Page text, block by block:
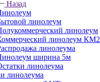
Назад
линолеум
линолеум
линолеум КМ2
линолеума
ширина 5м
линолеума
линолеума